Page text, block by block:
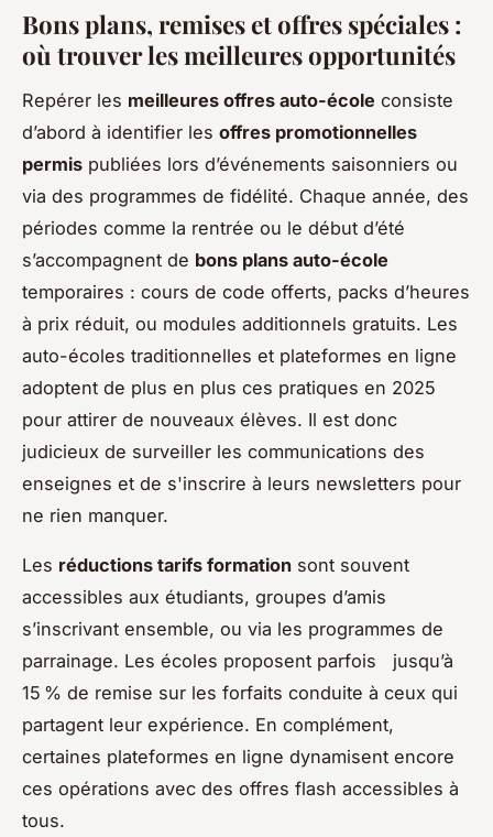
Bons plans, remises et offres spéciales :
où trouver les meilleures opportunités
Repérer les meilleures offres auto-école consiste
d’abord à identifier les offres promotionnelles
permis publiées lors d’événements saisonniers ou
via des programmes de fidélité. Chaque année, des
périodes comme la rentrée ou le début d’été
s’accompagnent de bons plans auto-école
temporaires : cours de code offerts, packs d’heures
à prix réduit, ou modules additionnels gratuits. Les
auto-écoles traditionnelles et plateformes en ligne
adoptent de plus en plus ces pratiques en 2025
pour attirer de nouveaux élèves. Il est donc
judicieux de surveiller les communications des
enseignes et de s'inscrire à leurs newsletters pour
ne rien manquer.
Les réductions tarifs formation sont souvent
accessibles aux étudiants, groupes d’amis
s’inscrivant ensemble, ou via les programmes de
parrainage. Les écoles proposent parfois jusqu’à
15 % de remise sur les forfaits conduite à ceux qui
partagent leur expérience. En complément,
certaines plateformes en ligne dynamisent encore
ces opérations avec des offres flash accessibles à
tous.